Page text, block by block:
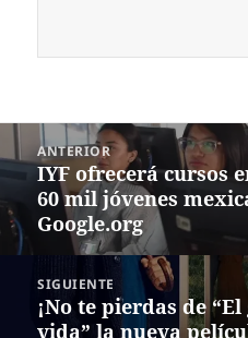
Navegación
de
entradas
ANTERIOR
Entrada
anterior:
IYF ofrecerá cursos
60 mil jóvenes
Google.org
SIGUIENTE
Siguiente
entrada:
¡No te pierdas de
vida” la nueva